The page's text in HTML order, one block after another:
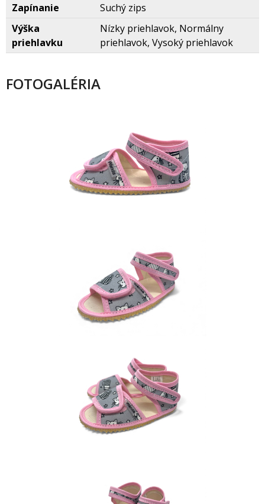
Zapínanie
Suchý zips
Výška
priehlavku
Nízky priehlavok, Normálny
priehlavok, Vysoký priehlavok
FOTOGALÉRIA